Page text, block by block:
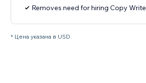
Removes need for hiring Copy
* Цена указана в USD.